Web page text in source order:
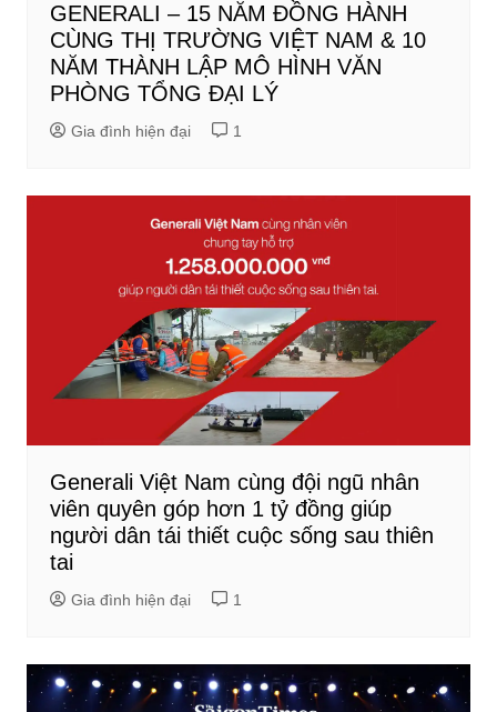
GENERALI – 15 NĂM ĐỒNG HÀNH
CÙNG THỊ TRƯỜNG VIỆT NAM & 10
NĂM THÀNH LẬP MÔ HÌNH VĂN
PHÒNG TỔNG ĐẠI LÝ
Gia đình hiện đại 1
Generali Việt Nam cùng đội ngũ nhân
viên quyên góp hơn 1 tỷ đồng giúp
người dân tái thiết cuộc sống sau thiên
tai
Gia đình hiện đại 1